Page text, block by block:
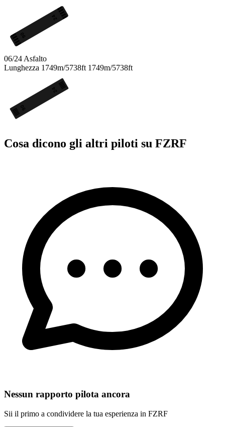
24
06
06/24 Asfalto
Lunghezza 1749m/5738ft 1749m/5738ft
24
06
Cosa dicono gli altri piloti su FZRF
Nessun rapporto pilota ancora
Sii il primo a condividere la tua esperienza in FZRF